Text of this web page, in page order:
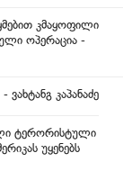
კმაყოფილი
ოპერაცია -
კაპანაძე
ტერორისტული
უყენებს